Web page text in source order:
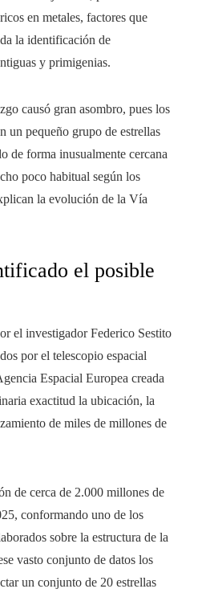
en metales, factores que
la identificación de
y primigenias.
causó gran asombro, pues los
un pequeño grupo de estrellas
de forma inusualmente cercana
poco habitual según los
la evolución de la Vía
el posible
el investigador Federico Sestito
por el telescopio espacial
Espacial Europea creada
exactitud la ubicación, la
de miles de millones de
de cerca de 2.000 millones de
conformando uno de los
sobre la estructura de la
vasto conjunto de datos los
un conjunto de 20 estrellas